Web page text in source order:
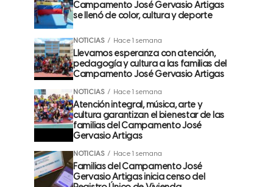
Campamento José Gervasio Artigas
se llenó de color, cultura y deporte
NOTICIAS Hace 1 semana
Llevamos esperanza con atención,
pedagogía y cultura a las familias del
Campamento José Gervasio Artigas
NOTICIAS Hace 1 semana
Atención integral, música, arte y
cultura garantizan el bienestar de las
familias del Campamento José
Gervasio Artigas
NOTICIAS Hace 1 semana
Familias del Campamento José
Gervasio Artigas inicia censo del